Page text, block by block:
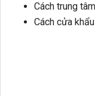
Cách trung
Cách cửa